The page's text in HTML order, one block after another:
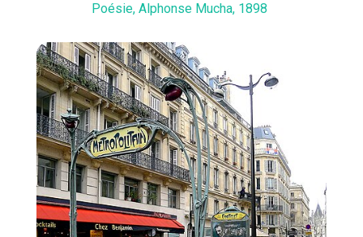
Poésie, Alphonse Mucha, 1898